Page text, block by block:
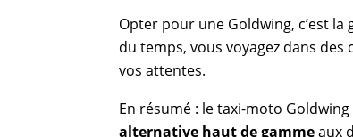
Opter pour une Goldwing, c’est
du temps, vous voyagez dans
vos attentes.
En résumé : le taxi-moto
alternative haut de gammeaux